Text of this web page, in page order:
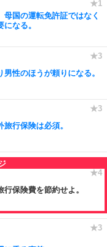
国の運転免許証ではなく
なる。
性のほうが頼りになる。
行保険は必須。
保険費を節約せよ。